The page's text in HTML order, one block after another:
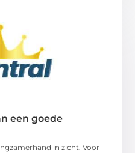
een goede
in zicht. Voor